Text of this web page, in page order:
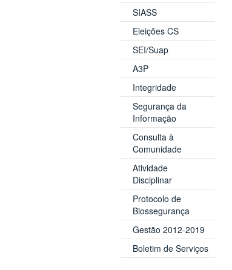
SIASS
Eleições CS
SEI/Suap
A3P
Integridade
Segurança da
Informação
Consulta à
Comunidade
Atividade
Disciplinar
Protocolo de
Biossegurança
Gestão 2012-2019
Boletim de Serviços